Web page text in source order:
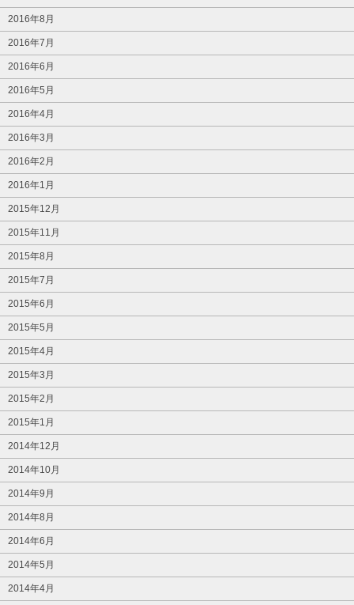
2016年8月
2016年7月
2016年6月
2016年5月
2016年4月
2016年3月
2016年2月
2016年1月
2015年12月
2015年11月
2015年8月
2015年7月
2015年6月
2015年5月
2015年4月
2015年3月
2015年2月
2015年1月
2014年12月
2014年10月
2014年9月
2014年8月
2014年6月
2014年5月
2014年4月